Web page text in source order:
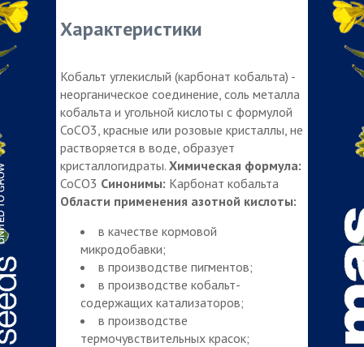
Характеристики
Кобальт углекислый (карбонат кобальта) -
неорганическое соединение, соль металла
кобальта и угольной кислоты с формулой
CoCO3, красные или розовые кристаллы, не
растворяется в воде, образует
кристаллогидраты. Химическая формула:
CoCO3 Синонимы: Карбонат кобальта
Области применения азотной кислоты:
в качестве кормовой
микродобавки;
в производстве пигментов;
в производстве кобальт-
содержащих катализаторов;
в производстве
термочувствительных красок;